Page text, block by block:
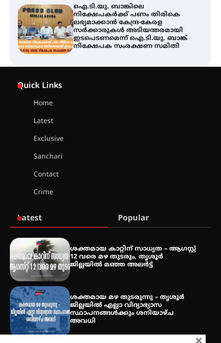
ഐ.ടി.യു. ബാങ്കിലെ
നിക്ഷേപകർക്ക് പണം തിരികെ
ലഭ്യമാക്കാൻ കേന്ദ്ര-കേരള
സർക്കാരുകൾ അടിയന്തരമായി
ഇടപെടണമെന്ന് ഐ.ടി.യു. ബാങ്ക്
നിക്ഷേപക സംരക്ഷണ സമിതി
താനൂർ റെയിൽപാത
യാഥാർത്ഥ്യമാകുന്നു
തിരനോട്ടം ‘അരങ്ങ് 2026’ ഉണർന്നു
Quick Links
Home
Latest
Exclusive
Sanchari
Contact
Crime
Latest Popular
ശക്തമായ കാറ്റിന് സാധ്യത – ആഗസ്റ്റ്
12 വരെ മഴ തുടരും, തൃശൂർ
ജില്ലയിൽ മഞ്ഞ അലർട്ട്
ശക്തമായ മഴ തുടരുന്നു – തൃശൂർ
ജില്ലയിൽ എല്ലാ വിദ്യാഭ്യാസ
സ്ഥാപനങ്ങൾക്കും ശനിയാഴ്ച
അവധി